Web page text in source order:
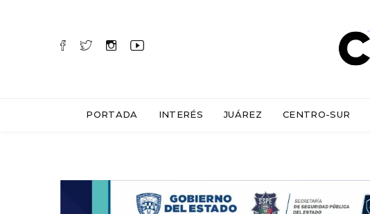
PORTADA INTERÉS JUÁREZ CENTRO-SUR